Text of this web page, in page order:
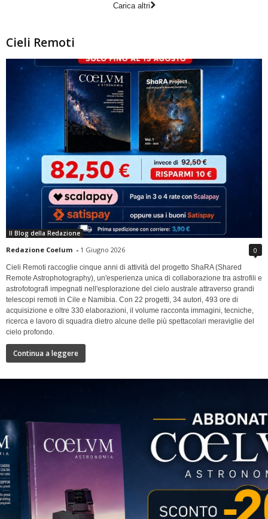
Carica altri
Cieli Remoti
Il Blog della Redazione
Redazione Coelum - 1 Giugno 2026 0
Cieli Remoti raccoglie cinque anni di attività del progetto ShaRA (Shared
Remote Astrophotography), un'esperienza unica di collaborazione tra astrofili e
astrofotografi impegnati nell'esplorazione del cielo australe attraverso grandi
telescopi remoti in Cile e Namibia. Con 22 progetti, 34 autori, 493 ore di
acquisizione e oltre 330 elaborazioni, il volume racconta immagini, tecniche,
ricerca e lavoro di squadra dietro alcune delle più spettacolari meraviglie del
cielo profondo.
Continua a leggere